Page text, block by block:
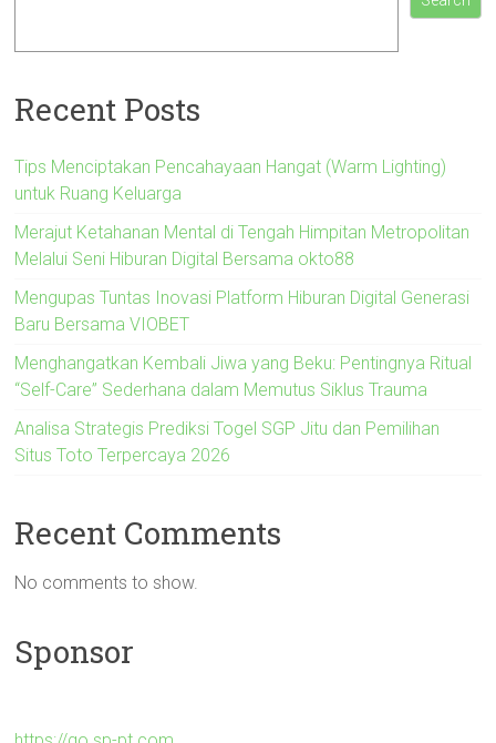
Recent Posts
Tips Menciptakan Pencahayaan Hangat (Warm Lighting)
untuk Ruang Keluarga
Merajut Ketahanan Mental di Tengah Himpitan Metropolitan
Melalui Seni Hiburan Digital Bersama okto88
Mengupas Tuntas Inovasi Platform Hiburan Digital Generasi
Baru Bersama VIOBET
Menghangatkan Kembali Jiwa yang Beku: Pentingnya Ritual
“Self-Care” Sederhana dalam Memutus Siklus Trauma
Analisa Strategis Prediksi Togel SGP Jitu dan Pemilihan
Situs Toto Terpercaya 2026
Recent Comments
No comments to show.
Sponsor